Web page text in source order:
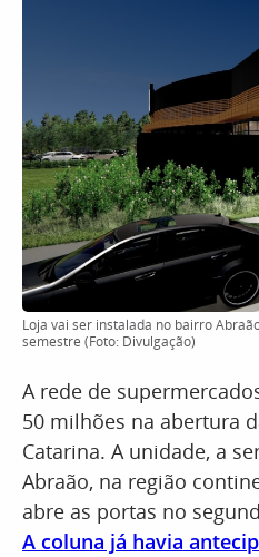
Loja vai ser instalada no bairro
semestre (Foto: Divulgação)
A rede de
50 milhões na abertura
Catarina. A unidade, a
Abraão, na região
abre as portas no
A coluna já havia